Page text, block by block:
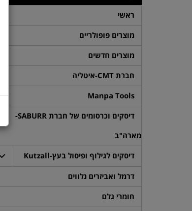
ראשי
מוצרים פופולריים
מוצרים חדשים
חברת CMT-איטליה
Manpa Tools
דיסקים וכרסומים של חברת SABURR-
מארה"ב
דיסקים לגילוף ופיסול בעץ-Kutzall
דרמל ואביזרים נלווים
חומרי גלם